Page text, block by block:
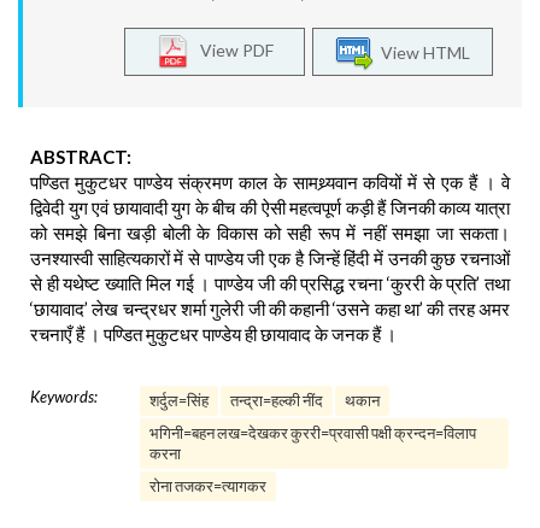
View HTML
View PDF
ABSTRACT:
पण्डित मुकुटधर पाण्डेय संक्रमण काल के सामथ्र्यवान कवियों में से एक हैं । वे
द्विवेदी युग एवं छायावादी युग के बीच की ऐसी महत्वपूर्ण कड़ी हैं जिनकी काव्य यात्रा
को समझे बिना खड़ी बोली के विकास को सही रूप में नहीं समझा जा सकता।
उनश्यास्वी साहित्यकारों में से पाण्डेय जी एक है जिन्हें हिंदी में उनकी कुछ रचनाओं
से ही यथेष्ट ख्याति मिल गई । पाण्डेय जी की प्रसिद्ध रचना ‘कुररी के प्रति’ तथा
‘छायावाद’ लेख चन्द्रधर शर्मा गुलेरी जी की कहानी ‘उसने कहा था’ की तरह अमर
रचनाएँ हैं । पण्डित मुकुटधर पाण्डेय ही छायावाद के जनक हैं ।
Keywords: शर्दुल=सिंह तन्द्रा=हल्की नींद
थकान
भगिनी=बहन लख=देखकर कुररी=प्रवासी पक्षी क्रन्दन=विलाप
करना
रोना तजकर=त्यागकर